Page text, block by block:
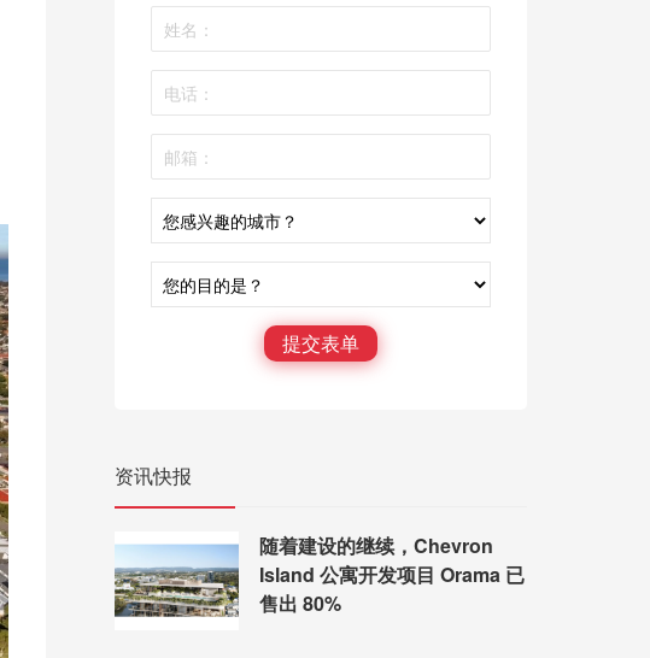
提交表单
资讯快报
随着建设的继续，Chevron
Island 公寓开发项目 Orama 已
售出 80%